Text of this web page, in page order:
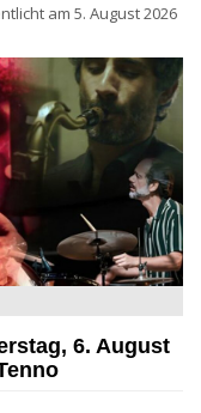
am 5. August 2026
Garda Jazz
6. August